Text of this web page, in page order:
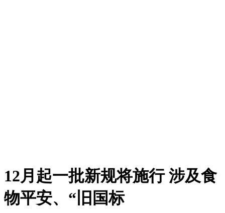
12月起一批新规将施行 涉及食
物平安、“旧国标